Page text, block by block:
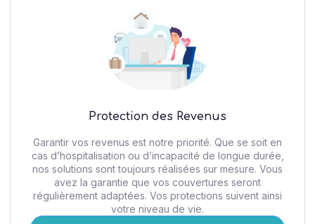
Protection des Revenus
Garantir vos revenus est notre priorité. Que se soit en
cas d’hospitalisation ou d’incapacité de longue durée,
nos solutions sont toujours réalisées sur mesure. Vous
avez la garantie que vos couvertures seront
régulièrement adaptées. Vos protections suivent ainsi
votre niveau de vie.